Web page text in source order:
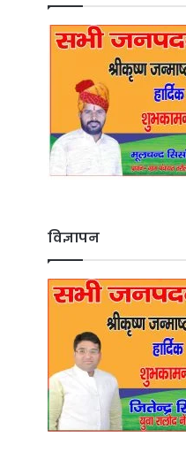
विज्ञापन